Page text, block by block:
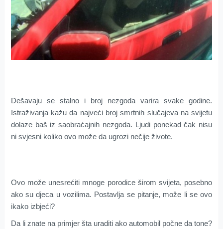
Dešavaju se stalno i broj nezgoda varira svake godine.
Istraživanja kažu da najveći broj smrtnih slučajeva na svijetu
dolaze baš iz saobraćajnih nezgoda. Ljudi ponekad čak nisu
ni svjesni koliko ovo može da ugrozi nečije živote.
Ovo može unesrećiti mnoge porodice širom svijeta, posebno
ako su djeca u vozilima. Postavlja se pitanje, može li se ovo
ikako izbjeći?
Da li znate na primjer šta uraditi ako automobil počne da tone?